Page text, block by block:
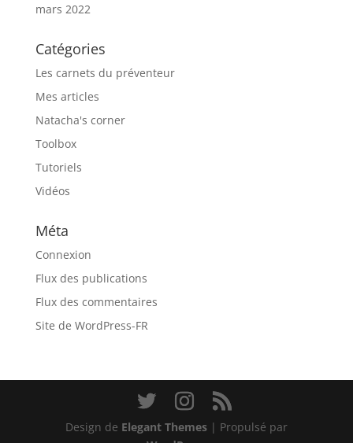
mars 2022
Catégories
Les carnets du préventeur
Mes articles
Natacha's corner
Toolbox
Tutoriels
Vidéos
Méta
Connexion
Flux des publications
Flux des commentaires
Site de WordPress-FR
Design de Elegant Themes| Propulsé par